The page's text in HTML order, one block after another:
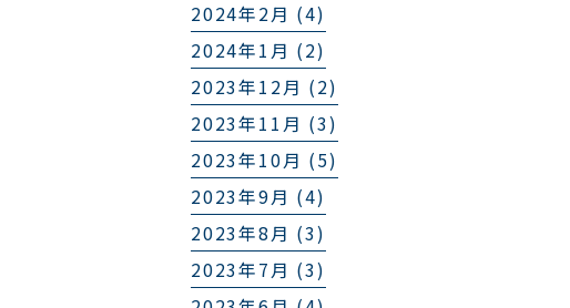
2024年2月 (4)
2024年1月 (2)
2023年12月 (2)
2023年11月 (3)
2023年10月 (5)
2023年9月 (4)
2023年8月 (3)
2023年7月 (3)